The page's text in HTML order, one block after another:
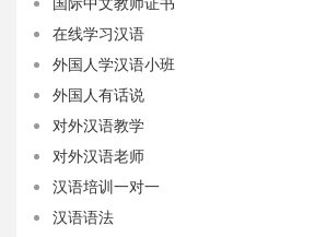
在线学习汉语
外国人学汉语小班
外国人有话说
对外汉语教学
对外汉语老师
汉语培训一对一
汉语语法